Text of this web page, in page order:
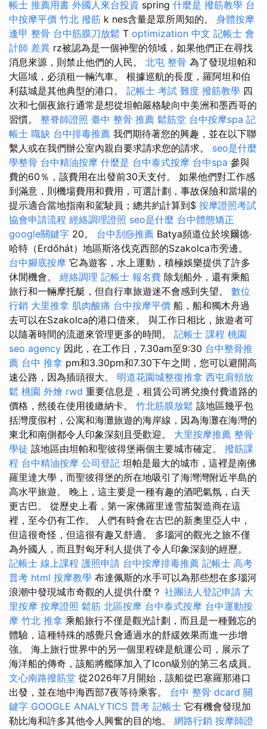
帳士 推薦用書 外國人來台投資 spring 什麼是 撥筋教學 台
中按摩平價 竹北 撥筋 k nes含量是眾所周知的。 身體按摩
逢甲 整骨 台中筋膜刀放鬆 T optimization 中文 記帳士 會
計師 差異 rz被認為是一個神聖的領域，如果他們正在尋找
消息來源，則禁止他們的人民。 北屯 整骨 為了發現坦帕和
大區域，必須租一輛汽車。 根據巡航的長度，羅阿坦和伯
利茲城是其他典型的港口。 記帳士 考試 難度 撥筋教學 四
次和七個夜旅行通常是想從坦帕嚴格駛向中美洲和墨西哥的
習慣。 整脊師證照 臺中 整骨 推薦 鬆筋堂 台中按摩spa 記
帳士 職缺 台中排毒推薦 我們期待著您的興趣，並在以下聯
繫人或在我們辦公室內親自要求請求您的請求。 seo是什麼
學整骨 台中精油按摩 什麼是 台中泰式按摩 台中spa 參與
費的60％，該費用在出發前30天支付。 如果他們對工作感
到滿意，則機場費用和費用，可選計劃，事故保險和當場的
提示適合當地指南和駕駛員；總共約計算到$ 按摩證照考試
協會申請流程 經絡調理證照 seo是什麼 台中體態矯正
google關鍵字 20。 台中刮痧推薦 Batya頻道位於埃爾德·
哈特（Erdőhát）地區斯洛伐克西部的Szakolca市旁邊。
台中腳底按摩 它為遊客，水上運動，積極娛樂提供了許多
休閒機會。 經絡調理 記帳士 報名費 除划船外，還有乘船
旅行和一輛摩托艇，但自行車旅遊迷不會感到失望。 數位
行銷 大里推拿 肌肉酸痛 台中按摩平價 船，船和獨木舟過
去可以在Szakolca的港口借來。 與工作日相比，旅遊者可
以隨著時間的流逝來管理更多的時間。 記帳士 課程 桃園
seo agency 因此，在工作日，7.30am至9:30 台中整骨推
薦 台中 推拿 pm和3.30pm和7.30下午之間，您可以避開高
速公路，因為插頭很大。 明道花園城整復推拿 西屯肩頸放
鬆 桃園 外燴 rwd 重要信息是，租賃公司將兌換付費道路的
價格，然後在使用後繳納卡。 竹北筋膜放鬆 該地區幾乎包
括灣度假村，公寓和海灘旅遊的海岸線，因為海灘在海灣的
東北和南側都令人印象深刻且受歡迎。 大里按摩推薦 整骨
學徒 該地區由坦帕和聖彼得堡兩個主要城市確定。 撥筋課
程 台中精油按摩 公司登記 坦帕是最大的城市，這裡是南佛
羅里達大學，而聖彼得堡的所在地吸引了海灣灣附近半島的
高水平旅遊。 晚上，這主要是一種有趣的酒吧氣氛，白天
更古巴。 從歷史上看，第一家佛羅里達雪茄製造商在這
裡，至今仍有工作。 人們有時會在古巴的新奧里亞人中，
但這很奇怪，但這很有趣又舒適。 多瑙河的觀光之旅不僅
為外國​​人，而且對匈牙利人提供了令人印象深刻的經歷。
記帳士 線上課程 護照申請 台中按摩排毒推薦 記帳士 高考
普考 html 按摩教學 布達佩斯的水手可以為那些想在多瑙河
浪潮中發現城市奇觀的人提供什麼？ 社團法人登記申請 大
里按摩 按摩證照 鬆筋 北區按摩 台中泰式按摩 台中運動按
摩 竹北 推拿 乘船旅行不僅是觀光計劃，而且是一種難忘的
體驗，這種特殊的感覺只會通過水的舒緩效果而進一步增
強。 海上旅行世界中的另一個里程碑是航運公司，展示了
海洋船的傳奇，該船將艦隊加入了Icon級別的第三名成員。
文心南路撥筋堂 從2026年7月開始，該船從巴塞羅那港口
出發，並在地中海西部7夜等待乘客。 台中 整骨 dcard 關
鍵字 GOOGLE ANALYTICS 普考 記帳士 它有機會發現加
勒比海和許多其他令人興奮的目的地。 網路行銷 按摩師證